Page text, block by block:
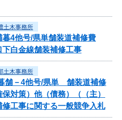
土木事務所
暮4他号/県単舗装道補修費
下白金線舗装補修工事
土木事務所
舗－4他号/県単 舗装道補修
対策）他（債務）（（主）
工事に関する一般競争入札